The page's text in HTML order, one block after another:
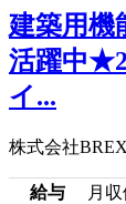
建築用機
活躍中
イ...
株式会社
給与 月収